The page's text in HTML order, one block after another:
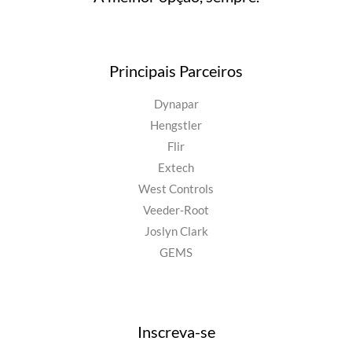
Principais Parceiros
Dynapar
Hengstler
Flir
Extech
West Controls
Veeder-Root
Joslyn Clark
GEMS
Inscreva-se